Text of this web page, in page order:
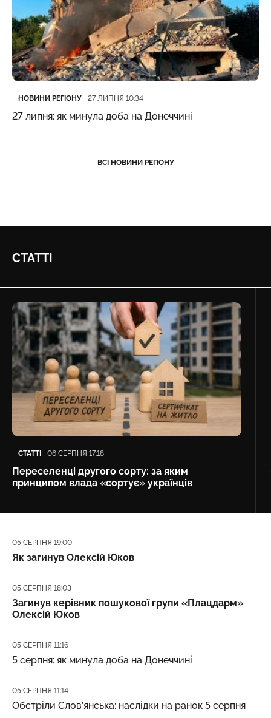
Категорія
НОВИНИ РЕГІОНУ
Дата публікації 27 ЛИПНЯ 10:34
27 липня: як минула доба на Донеччині
ВСІ НОВИНИ РЕГІОНУ
СТАТТІ
Категорія
СТАТТІ
Дата публікації
06 СЕРПНЯ 17:18
Переселенці другого сорту: за яким
принципом влада «сортує» українців
Дата публікації
05 СЕРПНЯ 19:00
Як загинув Олексій Юков
Дата публікації
05 СЕРПНЯ 18:03
Загинув керівник пошукової групи «Плацдарм»
Олексій Юков
Дата публікації
05 СЕРПНЯ 11:16
5 серпня: як минула доба на Донеччині
Дата публікації
05 СЕРПНЯ 11:14
Обстріли Слов’янська: наслідки на ранок 5 серпня